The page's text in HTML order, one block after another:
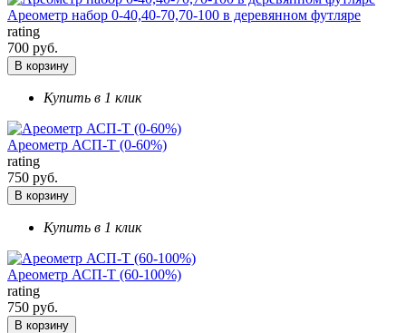
Ареометр набор 0-40,40-70,70-100 в деревянном футляре
rating
700 руб.
В корзину
Купить в 1 клик
Ареометр АСП-Т (0-60%)
rating
750 руб.
В корзину
Купить в 1 клик
Ареометр АСП-Т (60-100%)
rating
750 руб.
В корзину